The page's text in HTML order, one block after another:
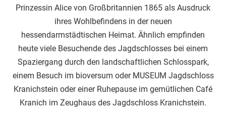
Prinzessin Alice von Großbritannien 1865 als Ausdruck
ihres Wohlbefindens in der neuen
hessendarmstädtischen Heimat. Ähnlich empfinden
heute viele Besuchende des Jagdschlosses bei einem
Spaziergang durch den landschaftlichen Schlosspark,
einem Besuch im bioversum oder MUSEUM Jagdschloss
Kranichstein oder einer Ruhepause im gemütlichen Café
Kranich im Zeughaus des Jagdschloss Kranichstein.